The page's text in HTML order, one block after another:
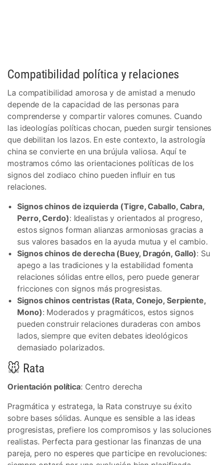
Compatibilidad política y relaciones
La compatibilidad amorosa y de amistad a menudo
depende de la capacidad de las personas para
comprenderse y compartir valores comunes. Cuando
las ideologías políticas chocan, pueden surgir tensiones
que debilitan los lazos. En este contexto, la astrología
china se convierte en una brújula valiosa. Aquí te
mostramos cómo las orientaciones políticas de los
signos del zodiaco chino pueden influir en tus
relaciones.
Signos chinos de izquierda (Tigre, Caballo, Cabra,
Perro, Cerdo): Idealistas y orientados al progreso,
estos signos forman alianzas armoniosas gracias a
sus valores basados en la ayuda mutua y el cambio.
Signos chinos de derecha (Buey, Dragón, Gallo): Su
apego a las tradiciones y la estabilidad fomenta
relaciones sólidas entre ellos, pero puede generar
fricciones con signos más progresistas.
Signos chinos centristas (Rata, Conejo, Serpiente,
Mono): Moderados y pragmáticos, estos signos
pueden construir relaciones duraderas con ambos
lados, siempre que eviten debates ideológicos
demasiado polarizados.
🐭 Rata
Orientación política: Centro derecha
Pragmática y estratega, la Rata construye su éxito
sobre bases sólidas. Aunque es sensible a las ideas
progresistas, prefiere los compromisos y las soluciones
realistas. Perfecta para gestionar las finanzas de una
pareja, pero no esperes que participe en revoluciones: